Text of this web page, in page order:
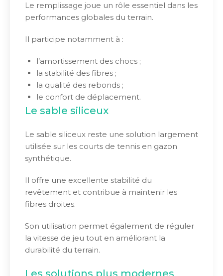
Le remplissage joue un rôle essentiel dans les
performances globales du terrain.
Il participe notamment à :
l’amortissement des chocs ;
la stabilité des fibres ;
la qualité des rebonds ;
le confort de déplacement.
Le sable siliceux
Le sable siliceux reste une solution largement
utilisée sur les courts de tennis en gazon
synthétique.
Il offre une excellente stabilité du
revêtement et contribue à maintenir les
fibres droites.
Son utilisation permet également de réguler
la vitesse de jeu tout en améliorant la
durabilité du terrain.
Les solutions plus modernes